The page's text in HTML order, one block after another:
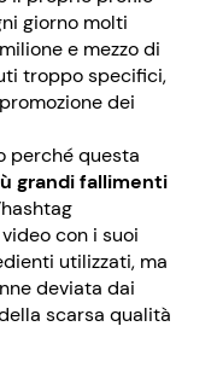
giorno molti
e mezzo di
troppo specifici,
dei
perché questa
grandi fallimenti
con i suoi
utilizzati, ma
deviata dai
scarsa qualità